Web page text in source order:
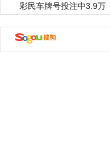
彩民车牌号投注中3.9万